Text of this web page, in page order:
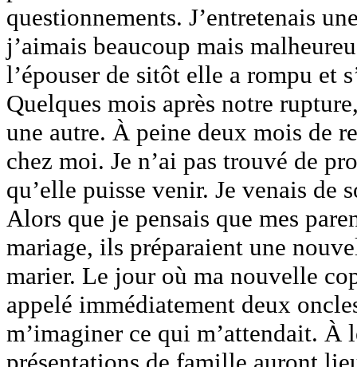
questionnements. J’entretenais
j’aimais beaucoup mais
l’épouser de sitôt elle a rompu et
Quelques mois après notre
une autre. À peine deux mois de
chez moi. Je n’ai pas trouvé de
qu’elle puisse venir. Je venais de
Alors que je pensais que mes
mariage, ils préparaient une
marier. Le jour où ma nouvelle
appelé immédiatement deux
m’imaginer ce qui m’attendait. À